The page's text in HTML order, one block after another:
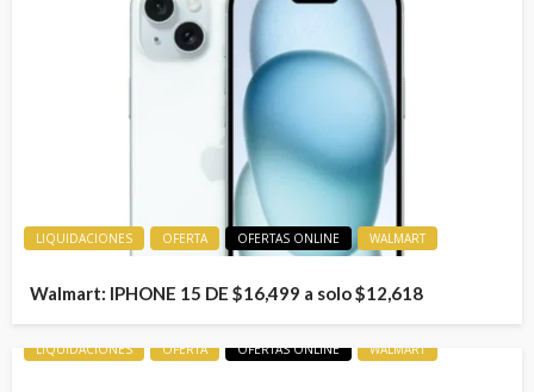
LIQUIDACIONES OFERTA OFERTAS ONLINE WALMART
Walmart: IPHONE 15 DE $16,499 a solo $12,618
LIQUIDACIONES OFERTA OFERTAS ONLINE WALMART